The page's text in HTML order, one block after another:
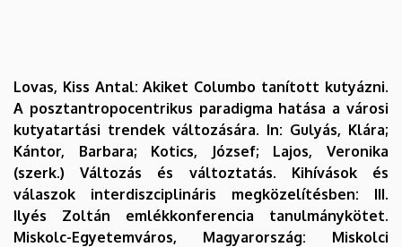
Lovas, Kiss Antal: Akiket Columbo tanított kutyázni.
A posztantropocentrikus paradigma hatása a városi
kutyatartási trendek változására. In: Gulyás, Klára;
Kántor, Barbara; Kotics, József; Lajos, Veronika
(szerk.) Változás és változtatás. Kihívások és
válaszok interdiszciplináris megközelítésben: III.
Ilyés Zoltán emlékkonferencia tanulmánykötet.
Miskolc-Egyetemváros, Magyarország: Miskolci